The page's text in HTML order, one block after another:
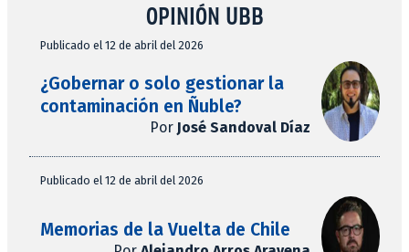
OPINIÓN UBB
Publicado el 12 de abril del 2026
¿Gobernar o solo gestionar la
contaminación en Ñuble?
Por José Sandoval Díaz
Publicado el 12 de abril del 2026
Memorias de la Vuelta de Chile